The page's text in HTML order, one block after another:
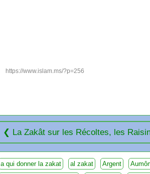
https://www.islam.ms/?p=256
La Zakât sur les Récoltes, les
a qui donner la zakat al zakat Argent